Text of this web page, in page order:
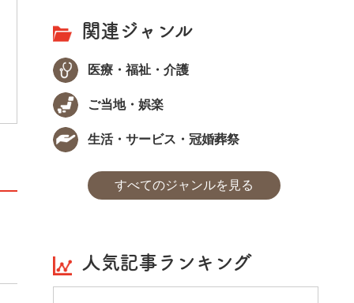
健康検定は、食と健康について正しい知識を
身につける検定です。世の中は健康について
のありがちな勘違いや思い込みなど、誤った
情報で溢れています。健康検定では身近な疑
ことができます。
関連ジャンル
医療・福祉・介護
ご当地・娯楽
生活・サービス・冠婚葬祭
すべてのジャンルを見る
人気記事ランキング